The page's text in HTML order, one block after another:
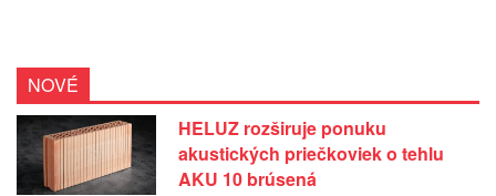
NOVÉ
HELUZ rozširuje ponuku
akustických priečkoviek o tehlu
AKU 10 brúsená